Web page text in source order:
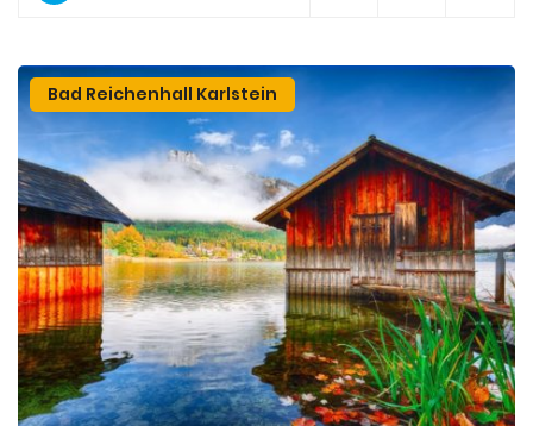
Bad Reichenhall Karlstein